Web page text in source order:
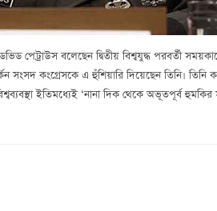
পেট্রাউস বলেছেন দ্বিতীয় বিশ্বযুদ্ধ পরবর্তী
সংসদ কংগ্রেসকে এ হুঁশিয়ারি দিয়েছেন তিনি। তিনি
ইতিমধ্যেই ‘নানা দিক থেকে অভূতপূর্ব